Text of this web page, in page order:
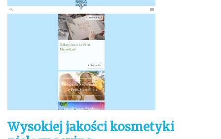
Wysokiej jakości kosmetyki